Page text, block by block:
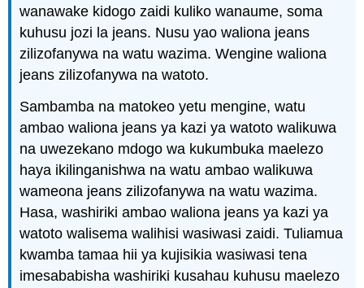
wanawake kidogo zaidi kuliko wanaume, soma
kuhusu jozi la jeans. Nusu yao waliona jeans
zilizofanywa na watu wazima. Wengine waliona
jeans zilizofanywa na watoto.
Sambamba na matokeo yetu mengine, watu
ambao waliona jeans ya kazi ya watoto walikuwa
na uwezekano mdogo wa kukumbuka maelezo
haya ikilinganishwa na watu ambao walikuwa
wameona jeans zilizofanywa na watu wazima.
Hasa, washiriki ambao waliona jeans ya kazi ya
watoto walisema walihisi wasiwasi zaidi. Tuliamua
kwamba tamaa hii ya kujisikia wasiwasi tena
imesababisha washiriki kusahau kuhusu maelezo